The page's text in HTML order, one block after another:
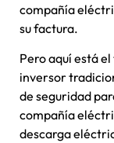
compañía
su factura.
Pero aquí está
inversor
de seguridad
compañía
descarga